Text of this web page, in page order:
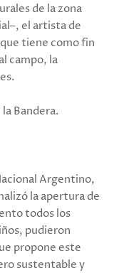
de la zona
el artista de
tiene como fin
campo, la
Bandera.
Argentino,
la apertura de
todos los
pudieron
propone este
sustentable y